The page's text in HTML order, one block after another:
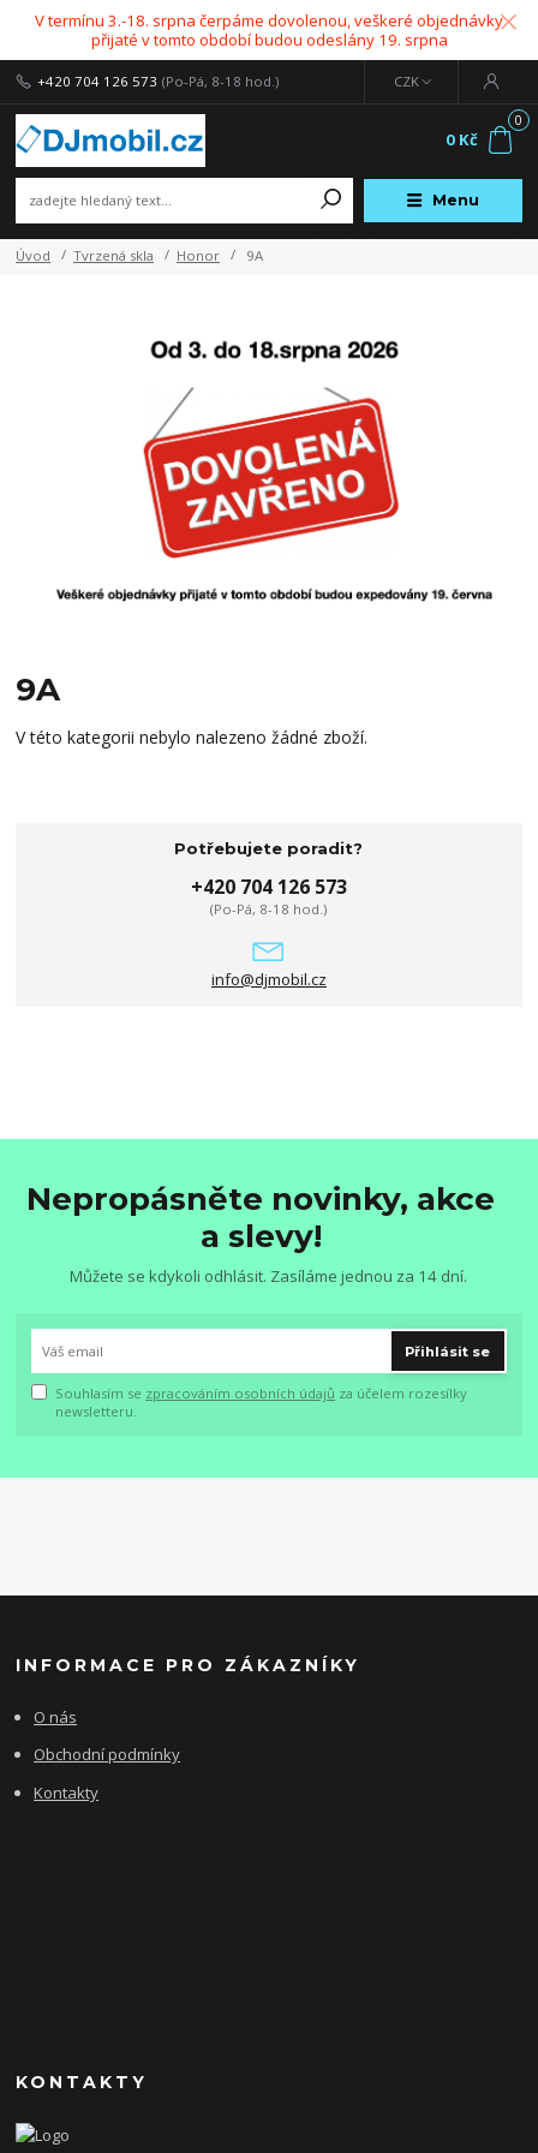
V termínu 3.-18. srpna čerpáme dovolenou, veškeré objednávky
přijaté v tomto období budou odeslány 19. srpna
Menu
CZK
+420 704 126 573 (Po-Pá, 8-18 hod.)
0
0 Kč
Úvod Tvrzená skla Honor 9A
9A
V této kategorii nebylo nalezeno žádné zboží.
Potřebujete poradit?
+420 704 126 573
(Po-Pá, 8-18 hod.)
info@djmobil.cz
Nepropásněte novinky, akce
a slevy!
Můžete se kdykoli odhlásit. Zasíláme jednou za 14 dní.
Přihlásit se
Souhlasím se zpracováním osobních údajů za účelem rozesílky
newsletteru.
INFORMACE PRO ZÁKAZNÍKY
O nás
Obchodní podmínky
Kontakty
KONTAKTY